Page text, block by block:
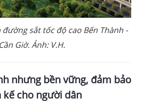
sắt tốc độ cao Bến Thành -
Cần Giờ. Ảnh: V.H.
nhưng bền vững, đảm bảo
kế cho người dân